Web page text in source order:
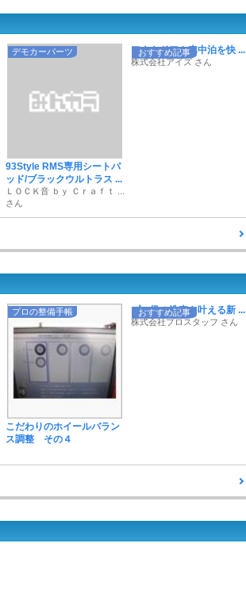
デモカーパーツ
93Style RMS専用シートパ
ッド/ブラックウルトラス ...
ＬＯＣＫ音 ｂｙ Ｃｒａｆｔ ...
さん
おすすめ記事
アウトドアや車中泊を快 ...
株式会社アイズ さん
プロの整備手帳
こだわりのホイールバラン
ス調整 その４
おすすめ記事
プロ級の洗車を叶える新 ...
株式会社プロスタッフ さん